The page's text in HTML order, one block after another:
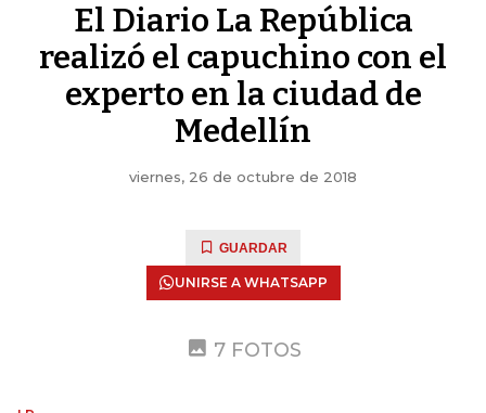
El Diario La República
realizó el capuchino con el
experto en la ciudad de
Medellín
viernes, 26 de octubre de 2018
GUARDAR
UNIRSE A WHATSAPP
7 FOTOS